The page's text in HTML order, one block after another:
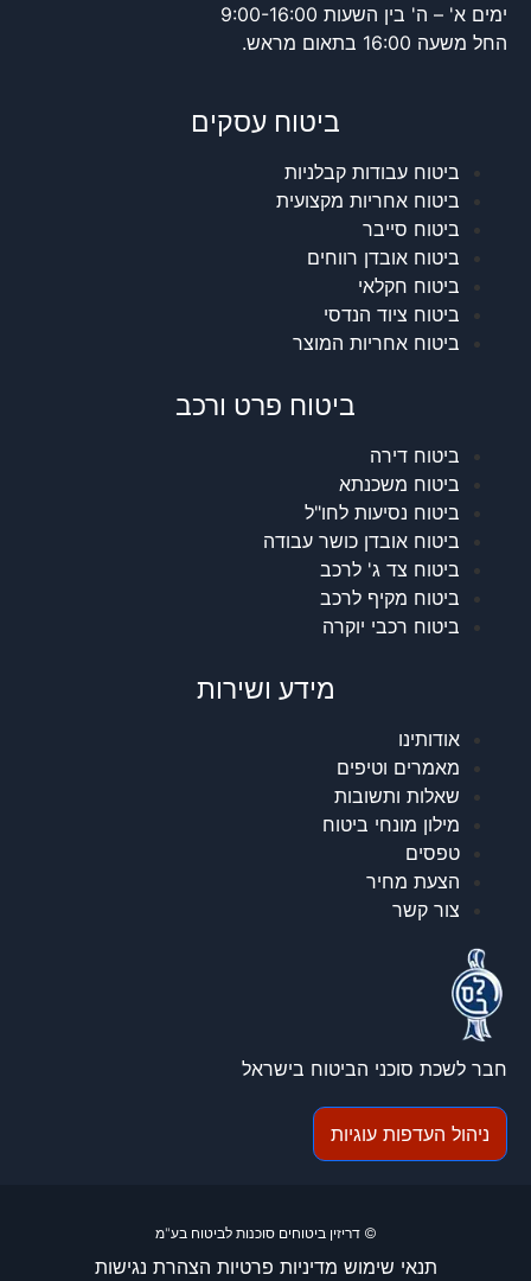
ימים א' – ה' בין השעות 9:00-16:00
החל משעה 16:00 בתאום מראש.
ביטוח עסקים
ביטוח עבודות קבלניות
ביטוח אחריות מקצועית
ביטוח סייבר
ביטוח אובדן רווחים
ביטוח חקלאי
ביטוח ציוד הנדסי
ביטוח אחריות המוצר
ביטוח פרט ורכב
ביטוח דירה
ביטוח משכנתא
ביטוח נסיעות לחו"ל
ביטוח אובדן כושר עבודה
ביטוח צד ג' לרכב
ביטוח מקיף לרכב
ביטוח רכבי יוקרה
מידע ושירות
אודותינו
מאמרים וטיפים
שאלות ותשובות
מילון מונחי ביטוח
טפסים
הצעת מחיר
צור קשר
חבר לשכת סוכני הביטוח בישראל
ניהול העדפות עוגיות
© דריזין ביטוחים סוכנות לביטוח בע"מ
תנאי שימוש מדיניות פרטיות הצהרת נגישות